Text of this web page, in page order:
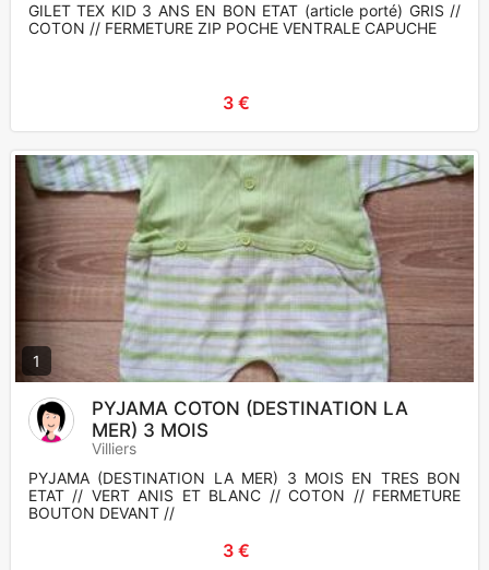
GILET TEX KID 3 ANS EN BON ETAT (article porté) GRIS //
COTON // FERMETURE ZIP POCHE VENTRALE CAPUCHE
3 €
1
PYJAMA COTON (DESTINATION LA
MER) 3 MOIS
Villiers
PYJAMA (DESTINATION LA MER) 3 MOIS EN TRES BON
ETAT // VERT ANIS ET BLANC // COTON // FERMETURE
BOUTON DEVANT //
3 €